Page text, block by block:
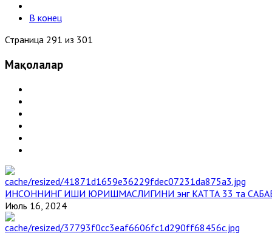
В конец
Страница 291 из 301
Мақолалар
ИНСОННИНГ ИШИ ЮРИШМАСЛИГИНИ энг КАТТА 33 та
Июль 16, 2024